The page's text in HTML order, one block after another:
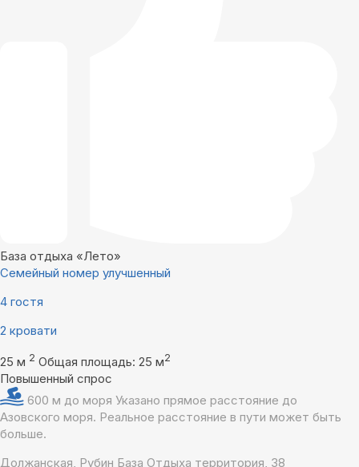
База отдыха «Лето»
Семейный номер улучшенный
4 гостя
2 кровати
25 м 2 Общая площадь: 25 м2
Повышенный спрос
600 м до моря Указано прямое расстояние до
Азовского моря. Реальное расстояние в пути может быть
больше.
Должанская, Рубин База Отдыха территория, 38